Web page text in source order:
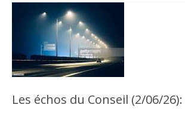
Les échos du Conseil (2/06/